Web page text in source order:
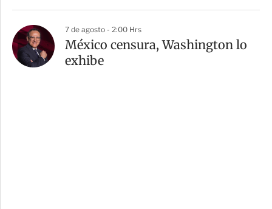
7 de agosto - 2:00 Hrs
México censura, Washington lo
exhibe